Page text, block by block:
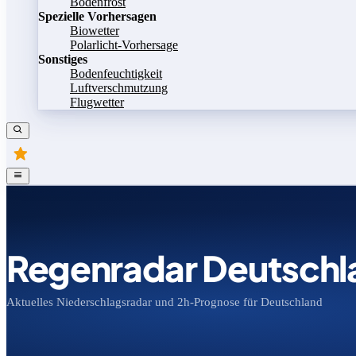
Spezielle Vorhersagen
Biowetter
Polarlicht-Vorhersage
Sonstiges
Bodenfeuchtigkeit
Luftverschmutzung
Flugwetter
Regenradar
Aktuelles Niederschlagsradar und 2h-Prognose für Deutschland